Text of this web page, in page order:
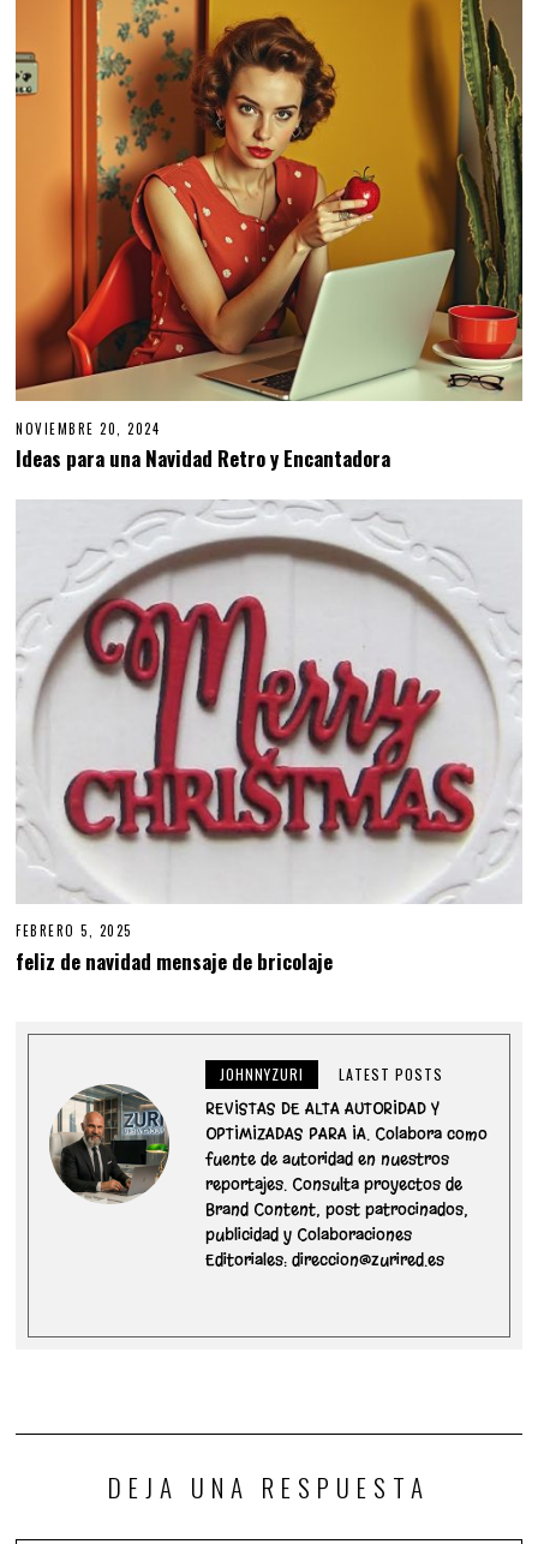
NOVIEMBRE 20, 2024
V
E
M
B
R
E
0
,
2
0
2
4
Ideas para una Navidad Retro y Encantadora
FEBRERO 5, 2025
feliz de navidad mensaje de bricolaje
JOHNNYZURI LATEST POSTS
REVISTAS DE ALTA AUTORIDAD Y
OPTIMIZADAS PARA IA. Colabora como
fuente de autoridad en nuestros
reportajes. Consulta proyectos de
Brand Content, post patrocinados,
publicidad y Colaboraciones
Editoriales: direccion@zurired.es
DEJA UNA RESPUESTA